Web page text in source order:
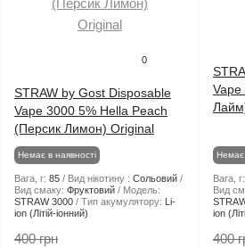
0
STRAW by Gost Disposable
Vape 3000 5% Hella Peach
(Персик Лимон) Original
Немає в наявності
Вага, г: 85 Вид нікотину : Сольовий
Вид смаку: Фруктовий
Модель:
STRAW 3000
Тип акумулятору: Li-
ion (Літій-іонний)
400 грн
Немає
Вага, г:
Вид
ion
400